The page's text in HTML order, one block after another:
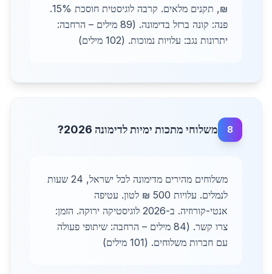
₪, תקנים מלאים. קרבה לוגיסטית חוסכת 15%.
פנה: קונה ברזל בדימונה. (89 מילים – הרחבה:
יתרונות נגב: עלויות נמוכות. (102 מילים)
8 משלוחי מתכות ימיות לדימונה 2026?
משלוחים מהירים מדימונה לכל ישראל, 24 שעות
לנמלים. עלויות 500 ₪ לטון. עטיפה
אנטי-קורוזיה. ב-2026 לוגיסטיקה ירוקה. הזמן:
צרו קשר. (84 מילים – הרחבה: שיתופי פעולה
עם חברות משלוחים. (101 מילים)